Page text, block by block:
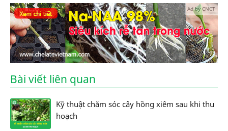
Ad by CNCT
Bài viết liên quan
Kỹ thuật chăm sóc cây hồng xiêm sau khi thu
hoạch